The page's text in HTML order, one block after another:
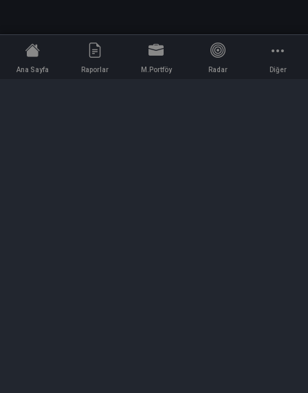
Ana Sayfa Raporlar M.Portföy Radar Diğer